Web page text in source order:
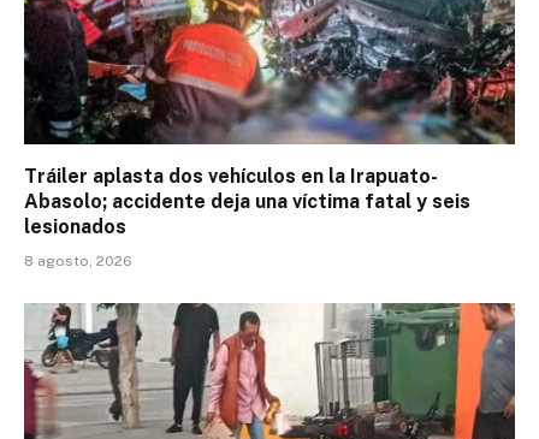
Tráiler aplasta dos vehículos en la Irapuato-
Abasolo; accidente deja una víctima fatal y seis
lesionados
8 agosto, 2026